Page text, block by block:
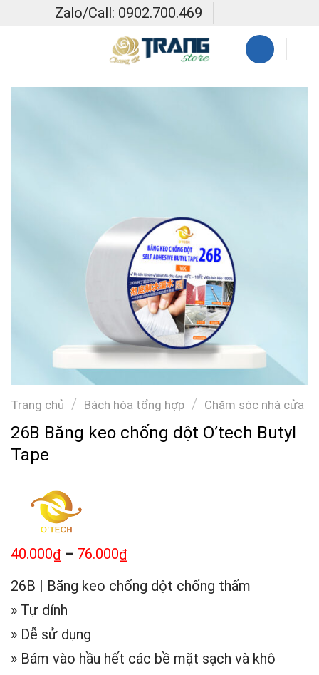
Zalo/Call: 0902.700.469
Trang chủ / Bách hóa tổng hợp / Chăm sóc nhà cửa
26B Băng keo chống dột O’tech Butyl
Tape
40.000₫ – 76.000₫
26B | Băng keo chống dột chống thấm
» Tự dính
» Dễ sử dụng
» Bám vào hầu hết các bề mặt sạch và khô